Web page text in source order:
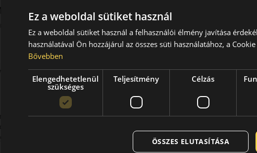
a prémium biztonság, a komfort és az egész éves használhatóság.
négyévszakos technológiákat kínálja, prémium szintű
nedves és havas tapadás, az alacsony zajszint és a 3PMSF minősítés.
vissza. A cégcsoport jelenlegi arculata a hetvenes évek közepén
számára kezdett speciális verseny abroncsokat gyártani. A szükséges
számára. A verseny abroncsok kategóriájában a Pirelli azóta is komoly
Ez a weboldal sütiket használ
Ez a weboldal sütiket használ a felhasználói élmény javítása
használatával Ön hozzájárul az összes süti használatához, a
Bővebben
Elengedhetetlenül
szükséges
Teljesítmény Célzás
ÖSSZES ELUTASÍTÁSA